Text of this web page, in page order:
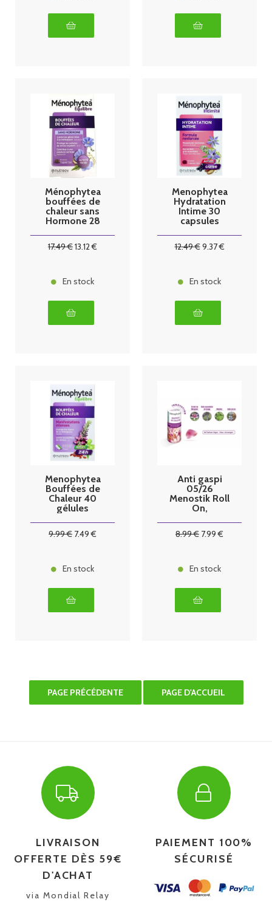
Ménophytea
bouffées de
chaleur sans
Hormone 28
17.49€13.12 €
En stock
Menophytea
Hydratation
Intime 30
capsules
12.49€9.37€
En stock
Menophytea
Bouffées de
Chaleur 40
gélules
9.99€ 7.49 €
En stock
Anti gaspi
05/26
Menostik Roll
On,
Chaleur
8.99€ 7.99 €
En stock
LIVRAISON
OFFERTE DÈS 59€
D'ACHAT
via Mondial Relay
PAIEMENT 100%
SÉCURISÉ